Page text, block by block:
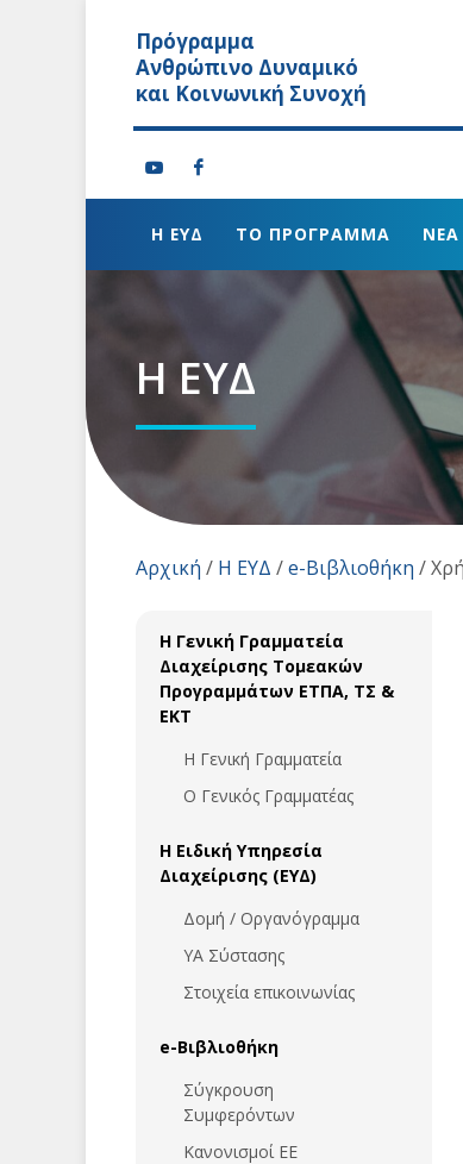
Πρόγραμμα
Ανθρώπινο Δυναμικό
και Κοινωνική Συνοχή
Η ΕΥΔ ΤΟ ΠΡΟΓΡΑΜΜΑ
Η ΕΥΔ
Αρχική / Η ΕΥΔ /e-Βιβλιοθήκη /
Η Γενική Γραμματεία
Διαχείρισης Τομεακών
Προγραμμάτων ΕΤΠΑ, ΤΣ &
ΕΚΤ
Η Γενική Γραμματεία
Ο Γενικός Γραμματέας
Η Ειδική Υπηρεσία
Διαχείρισης (ΕΥΔ)
Δομή / Οργανόγραμμα
ΥΑ Σύστασης
Στοιχεία επικοινωνίας
e-Βιβλιοθήκη
Σύγκρουση
Συμφερόντων
Κανονισμοί ΕΕ